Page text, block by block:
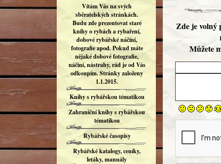
Zde je volný
Můžete
Vítám Vás na svých
sběratelských stránkách.
Budu zde prezentovat staré
knihy o rybách a rybaření,
dobové rybářské náčíní,
fotografie apod. Pokud máte
nějaké dobové fotografie,
náčiní, nástrahy, rád je od Vás
odkoupím. Stránky založeny
1.1.2015.
Knihy s rybářskou tématikou
Zahraniční knihy s rybářskou
tématikou
Rybářské časopisy
Rybářské katalogy, ceníky,
letáky, manuály